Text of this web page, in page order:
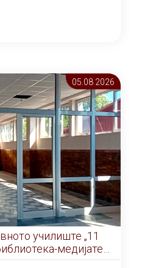
05.08 2026
училиште „11
медијатека